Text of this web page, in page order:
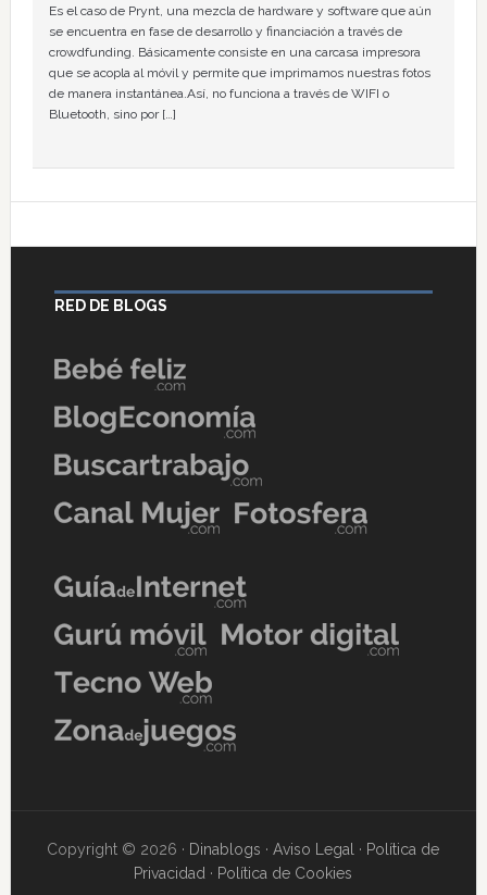
Es el caso de Prynt, una mezcla de hardware y software que aún
se encuentra en fase de desarrollo y financiación a través de
crowdfunding. Básicamente consiste en una carcasa impresora
que se acopla al móvil y permite que imprimamos nuestras fotos
de manera instantánea.Así, no funciona a través de WIFI o
Bluetooth, sino por […]
RED DE BLOGS
Copyright © 2026 · Dinablogs ·Aviso Legal · Política de
Privacidad · Política de Cookies